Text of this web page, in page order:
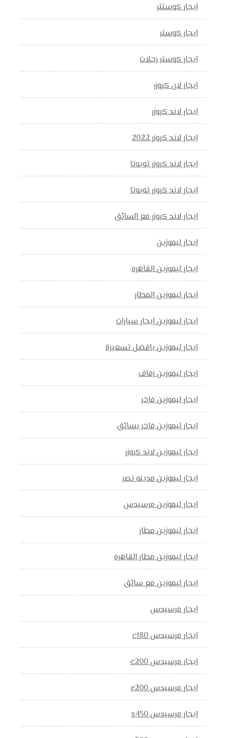
ايجار كوستتر
ايجار كوستر
ايجار كوستر رحلات
ايجار لان كروزر
ايجار لاند كروزر
ايجار لاند كروزر 2022
ايجار لاند كروزر تويوتا
ايجار لاند كروزر تويوتا
ايجار لاند كروزر مع السائق
ايجار ليموزين
ايجار ليموزين القاهره
ايجار ليموزين المطار
ايجار ليموزين ايجار سيارات
ايجار ليموزين بافضل تسعيرة
ايجار ليموزين زفاف
ايجار ليموزين فاخر
ايجار ليموزين فاخر بسائق
ايجار ليموزين لاند كروزر
ايجار ليموزين مدينه نصر
ايجار ليموزين مرسيدس
ايجار ليموزين مطار
ايجار ليموزين مطار القاهره
ايجار ليموزين مع سائق
ايجار مرسيدس
ايجار مرسيدس c180
ايجار مرسيدس c200
ايجار مرسيدس e200
ايجار مرسيدس s450